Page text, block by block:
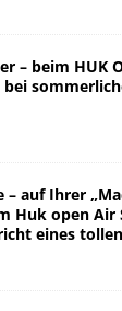
– beim HUK
bei
– auf Ihrer
Huk open Air
eines